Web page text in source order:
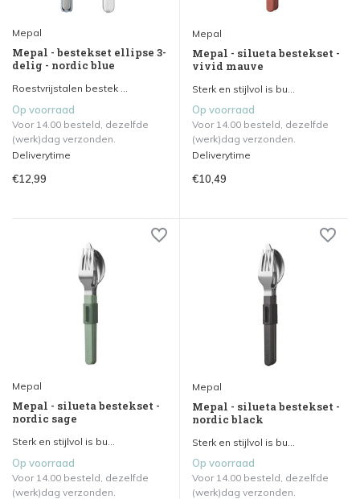
Mepal
Mepal - bestekset ellipse 3-
delig - nordic blue
Roestvrijstalen bestek ...
Op voorraad
Voor 14.00 besteld, dezelfde
(werk)dag verzonden.
Deliverytime
€12,99
Mepal
Mepal - silueta bestekset -
vivid mauve
Sterk en stijlvol is bu...
Op voorraad
Voor 14.00 besteld, dezelfde
(werk)dag verzonden.
Deliverytime
€10,49
Mepal
Mepal - silueta bestekset -
nordic sage
Sterk en stijlvol is bu...
Op voorraad
Voor 14.00 besteld, dezelfde
(werk)dag verzonden.
Mepal
Mepal - silueta bestekset -
nordic black
Sterk en stijlvol is bu...
Op voorraad
Voor 14.00 besteld, dezelfde
(werk)dag verzonden.